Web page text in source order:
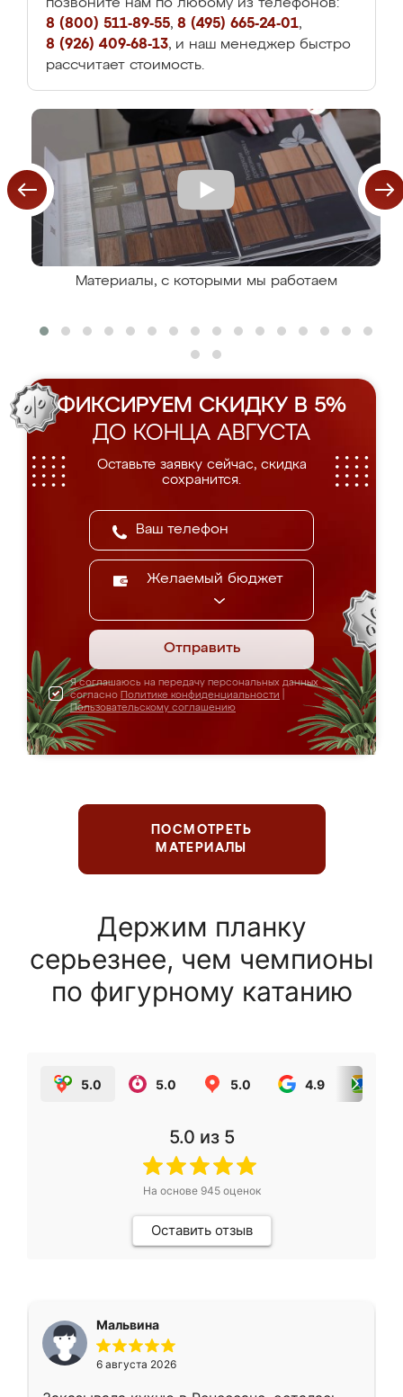
позвоните нам по любому из телефонов:
8 (800) 511-89-55, 8 (495) 665-24-01,
8 (926) 409-68-13, и наш менеджер быстро
рассчитает стоимость.
Материалы, с которыми мы работаем
ФИКСИРУЕМ СКИДКУ В 5%
ДО КОНЦА АВГУСТА
Оставьте заявку сейчас, скидка
сохранится.
Желаемый бюджет
Отправить
Я соглашаюсь на передачу персональных данных
согласно Политике конфиденциальности
Пользовательскому соглашению
ПОСМОТРЕТЬ
МАТЕРИАЛЫ
Держим планку
серьезнее, чем чемпионы
по фигурному катанию
5.0 5.0 5.0 4.9
5.0 из 5
На основе 945оценок
Оставить отзыв
Мальвина
6 августа 2026